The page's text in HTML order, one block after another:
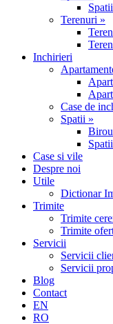
Terenuri »
Inchirieri
Case de
Spatii »
Case si vile
Despre noi
Utile
Dictionar
Trimite
Trimite
Trimite
Servicii
Servicii
Servicii
Blog
Contact
EN
RO